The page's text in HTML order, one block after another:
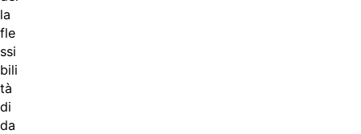
la
fle
ssi
bili
tà
di
da